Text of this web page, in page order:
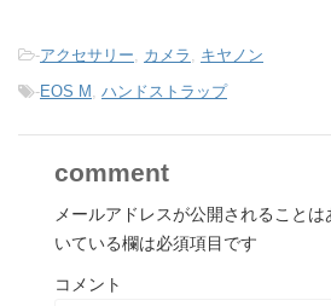
-アクセサリー カメラ
キヤノン
-EOS M ハンドストラップ
comment
メールアドレスが公開されることは
いている欄は必須項目です
コメント